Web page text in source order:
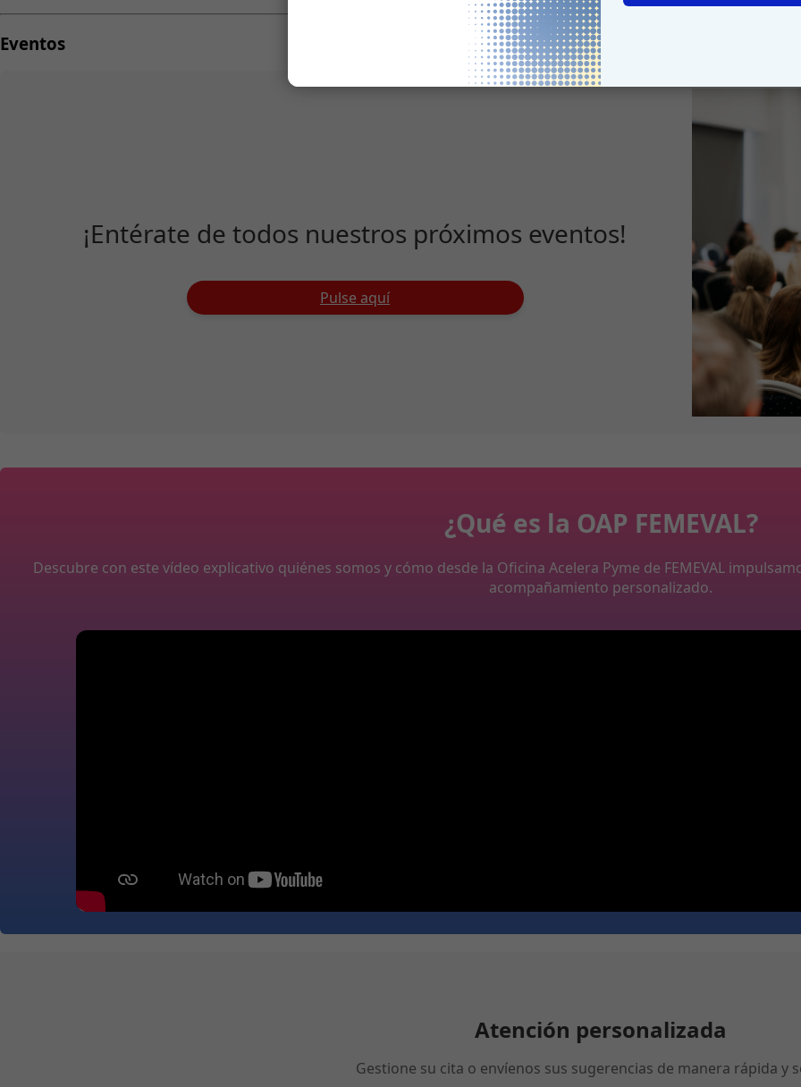
Eventos
¡Entérate de todos nuestros próximos eventos!
Pulse aquí
¿Qué es la OAP FEMEVAL?
Descubre con este vídeo explicativo quiénes somos y cómo desde la Oficina Acelera Pyme de FEMEVAL
acompañamiento personalizado.
Atención personalizada
Gestione su cita o envíenos sus sugerencias de manera rápida y